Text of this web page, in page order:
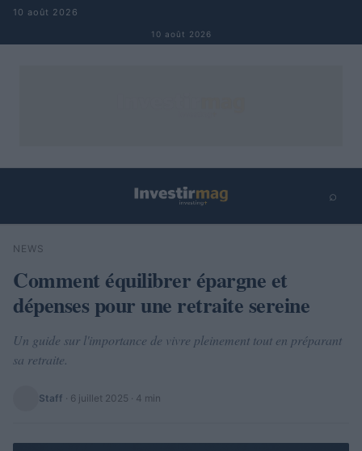
Aller au contenu
10 août 2026
10 août 2026
⌕
Rechercher
NEWS
Comment équilibrer épargne et
dépenses pour une retraite sereine
Un guide sur l'importance de vivre pleinement tout en préparant
sa retraite.
Staff · 6 juillet 2025 · 4 min